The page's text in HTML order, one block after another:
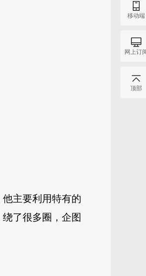
主要利用特有的
了很多圈，企图
移动端
网上订
顶部